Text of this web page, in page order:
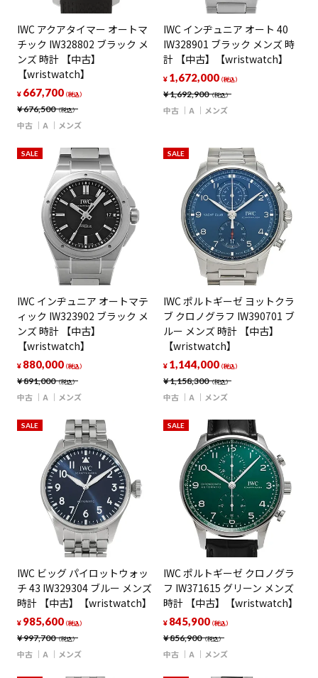
IWC アクアタイマー オートマ
チック IW328802 ブラック メ
ンズ 時計 【中古】
【wristwatch】
¥676,500（税込）
¥ 667,700（税込）
中古 A メンズ
IWC インヂュニア オート 40
IW328901 ブラック メンズ 時
計 【中古】【wristwatch】
¥1,692,900（税込）
¥ 1,672,000（税込）
中古 A メンズ
SALE
IWC インヂュニア オートマテ
ィック IW323902 ブラック メ
ンズ 時計 【中古】
【wristwatch】
¥891,000（税込）
¥ 880,000（税込）
中古 A メンズ
SALE
IWC ポルトギーゼ ヨットクラ
ブ クロノグラフ IW390701 ブ
ルー メンズ 時計 【中古】
【wristwatch】
¥1,158,300（税込）
¥ 1,144,000（税込）
中古 A メンズ
SALE
IWC ビッグ パイロットウォッ
チ 43 IW329304 ブルー メンズ
時計 【中古】【wristwatch】
¥997,700（税込）
¥ 985,600（税込）
中古 A メンズ
SALE
IWC ポルトギーゼ クロノグラ
フ IW371615 グリーン メンズ
時計 【中古】【wristwatch】
¥856,900（税込）
¥ 845,900（税込）
中古 A メンズ